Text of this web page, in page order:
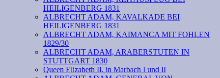
HEILIGENBERG 1831
ALBRECHT ADAM, KAVALKADE BEI
HEILIGENBERG 1831
ALBRECHT ADAM, KAIMANCA MIT FOHLEN
1829/30
ALBRECHT ADAM, ARABERSTUTEN IN
STUTTGART 1830
Queen Elizabeth II. in Marbach I und II